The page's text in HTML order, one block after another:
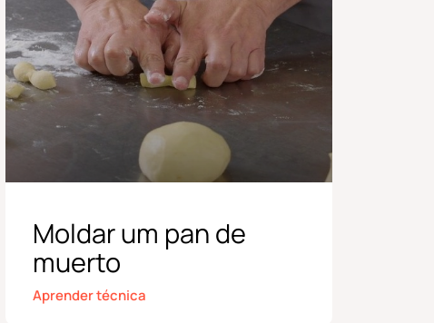
Moldar um pan de
muerto
Aprender técnica